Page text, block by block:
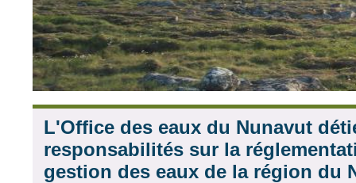
L'Office des eaux du Nunavut
responsabilités sur la
gestion des eaux de la région du